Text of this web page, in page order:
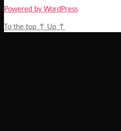
Powered by WordPress
To the top ↑ Up ↑